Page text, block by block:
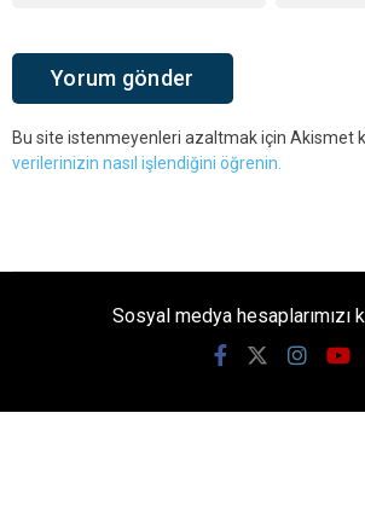
Bu site istenmeyenleri azaltmak için Akismet
verilerinizin nasıl işlendiğini öğrenin.
Sosyal medya hesaplarımızı